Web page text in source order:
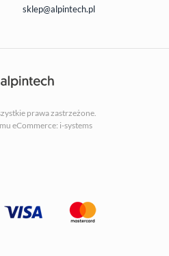
sklep@alpintech.pl
prawa zastrzeżone.
eCommerce: i-systems